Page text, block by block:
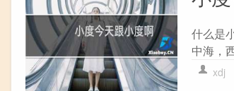
什么是
中海，
xdj